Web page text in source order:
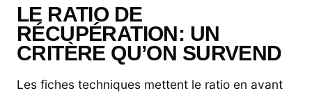
LE RATIO DE
RÉCUPÉRATION: UN
CRITÈRE QU’ON SURVEND
Les fiches techniques mettent le ratio en avant